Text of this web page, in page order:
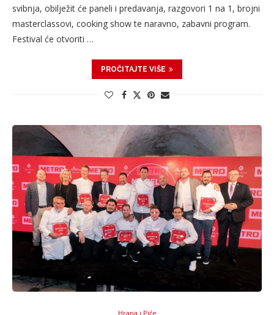
svibnja, obilježit će paneli i predavanja, razgovori 1 na 1, brojni
masterclassovi, cooking show te naravno, zabavni program.
Festival će otvoriti …
PROČITAJTE VIŠE
Hrana i Piće